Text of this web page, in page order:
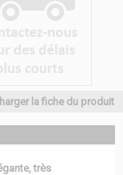
la fiche du produit
très